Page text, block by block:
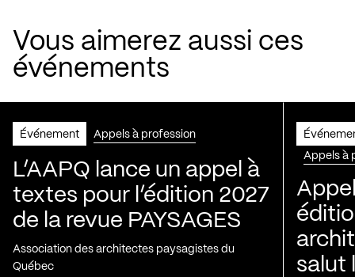
Vous aimerez aussi ces
événements
Événement Appels à profession
L’AAPQ lance un appel à
textes pour l’édition 2027
de la revue PAYSAGES
Association des architectes paysagistes du
Québec
Appels à
salut